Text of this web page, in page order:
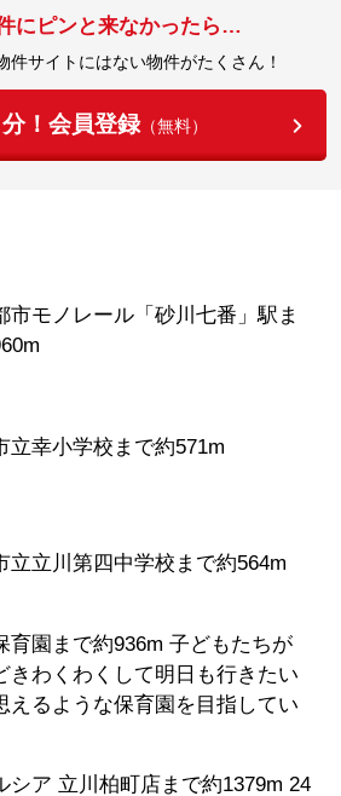
にピンと来なかったら…
件サイトにはない物件がたくさん！
！会員登録（無料）
市モノレール「砂川七番」駅ま
立幸小学校まで約571m
立立川第四中学校まで約564m
育園まで約936m 子どもたちが
きわくわくして明日も行きたい
えるような保育園を目指してい
シア 立川柏町店まで約1379m 24